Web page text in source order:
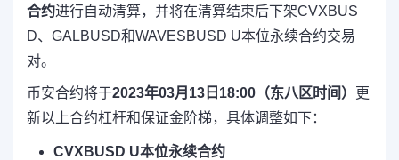
合约进行自动清算，并将在清算结束后下架CVXBUS
D、GALBUSD和WAVESBUSD U本位永续合约交易
对。
币安合约将于2023年03月13日18:00（东八区时间）
更
新以上合约杠杆和保证金阶梯，具体调整如下：
CVXBUSD U本位永续合约